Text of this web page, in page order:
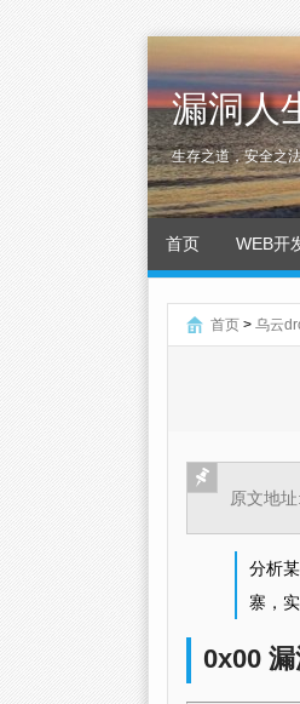
漏洞人
生存之道，安全之
首页 WEB开
首页 > 乌云
原文地址:
分析
寨，
0x00